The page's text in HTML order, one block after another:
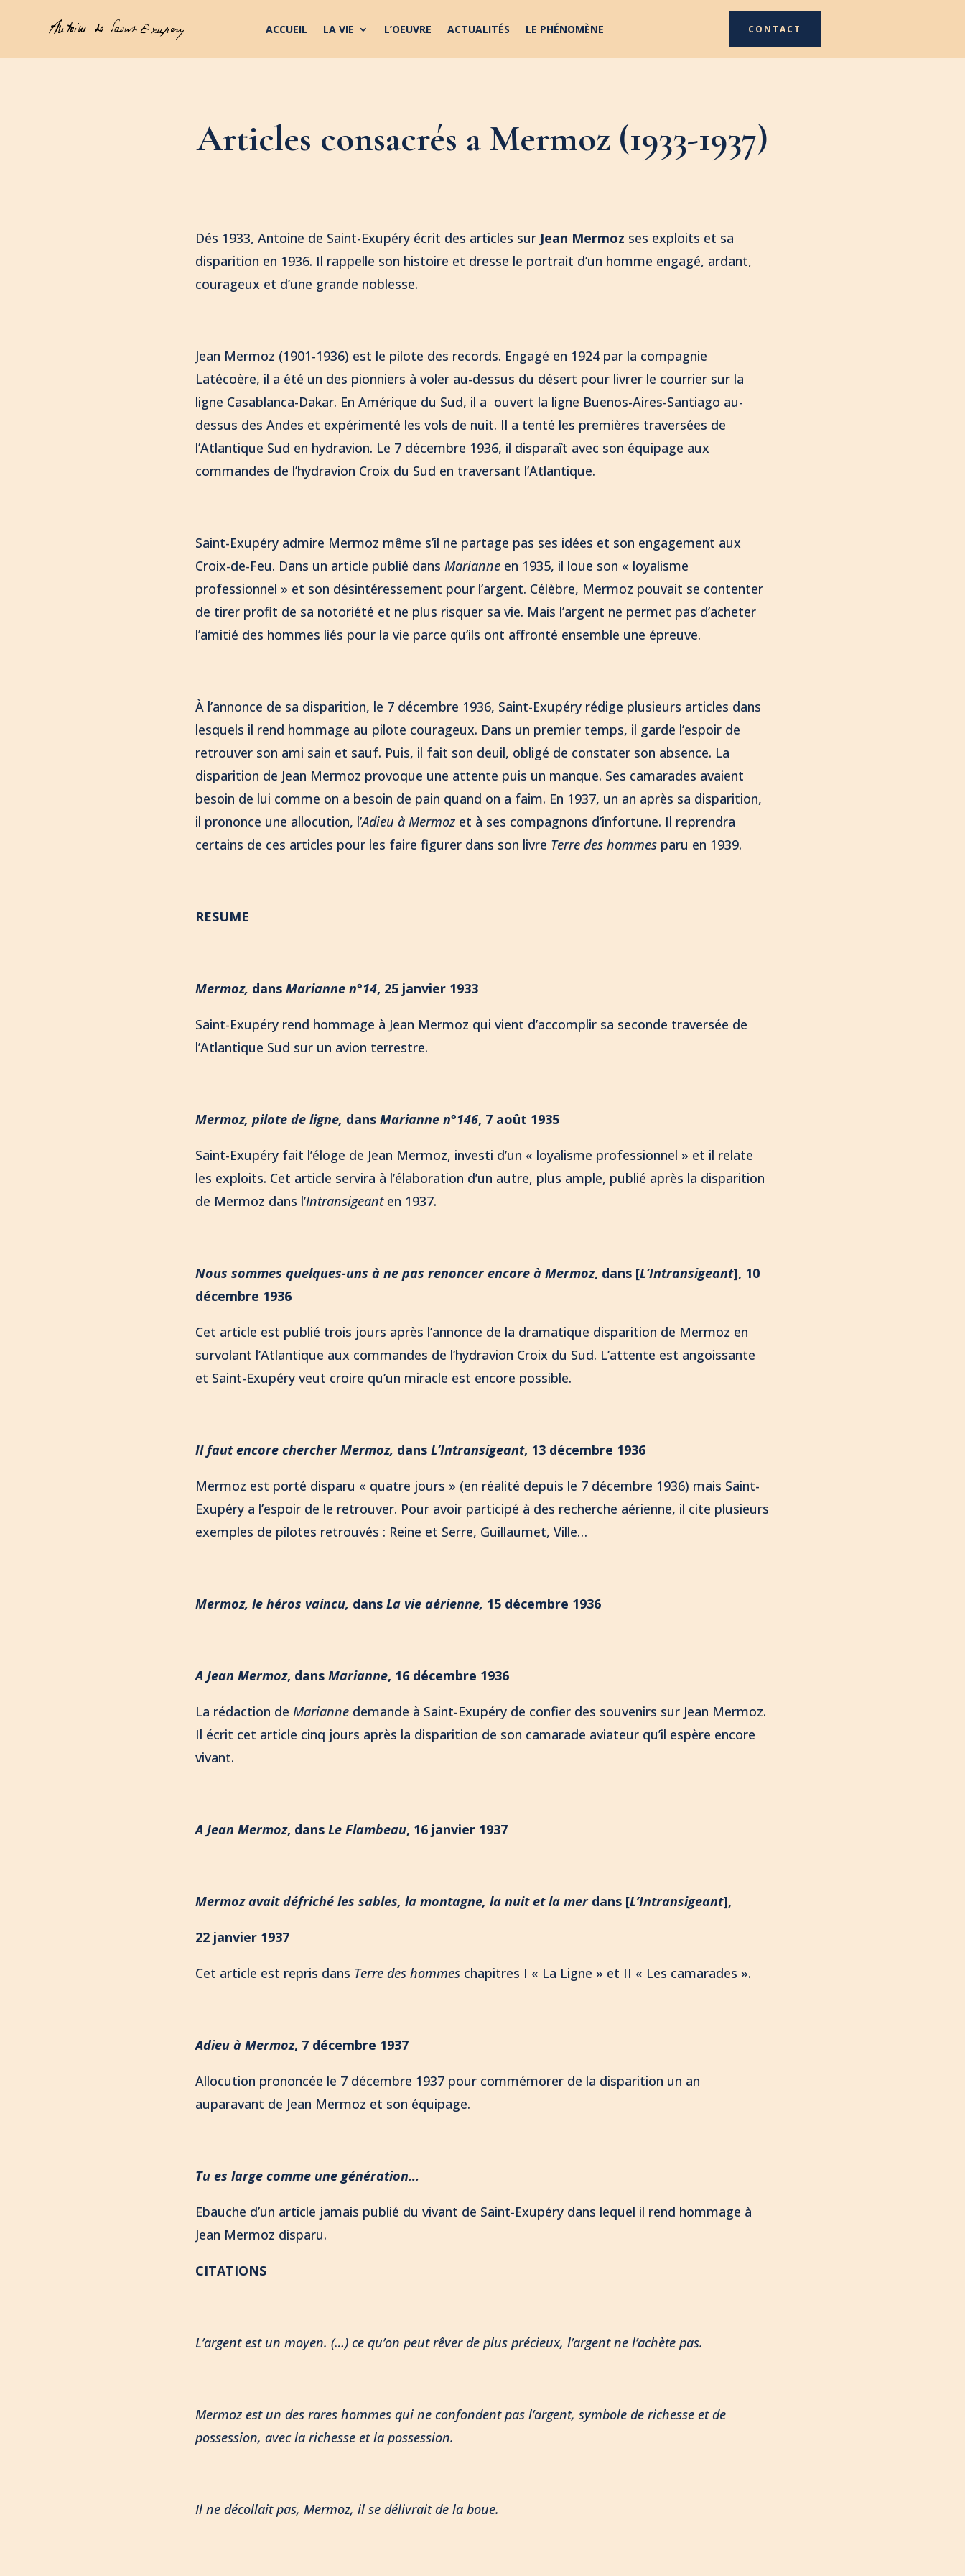
ACCUEIL LA VIE L’OEUVRE ACTUALITÉS LE PHÉNOMÈNE CONTACT
Articles consacrés a Mermoz (1933-1937)
Dés 1933, Antoine de Saint-Exupéry écrit des articles sur Jean Mermoz ses exploits et sa
disparition en 1936. Il rappelle son histoire et dresse le portrait d’un homme engagé, ardant,
courageux et d’une grande noblesse.
Jean Mermoz (1901-1936) est le pilote des records. Engagé en 1924 par la compagnie
Latécoère, il a été un des pionniers à voler au-dessus du désert pour livrer le courrier sur la
ligne Casablanca-Dakar. En Amérique du Sud, il a ouvert la ligne Buenos-Aires-Santiago au-
dessus des Andes et expérimenté les vols de nuit. Il a tenté les premières traversées de
l’Atlantique Sud en hydravion. Le 7 décembre 1936, il disparaît avec son équipage aux
commandes de l’hydravion Croix du Sud en traversant l’Atlantique.
Saint-Exupéry admire Mermoz même s’il ne partage pas ses idées et son engagement aux
Croix-de-Feu. Dans un article publié dans Marianne en 1935, il loue son « loyalisme
professionnel » et son désintéressement pour l’argent. Célèbre, Mermoz pouvait se contenter
de tirer profit de sa notoriété et ne plus risquer sa vie. Mais l’argent ne permet pas d’acheter
l’amitié des hommes liés pour la vie parce qu’ils ont affronté ensemble une épreuve.
À l’annonce de sa disparition, le 7 décembre 1936, Saint-Exupéry rédige plusieurs articles dans
lesquels il rend hommage au pilote courageux. Dans un premier temps, il garde l’espoir de
retrouver son ami sain et sauf. Puis, il fait son deuil, obligé de constater son absence. La
disparition de Jean Mermoz provoque une attente puis un manque. Ses camarades avaient
besoin de lui comme on a besoin de pain quand on a faim. En 1937, un an après sa disparition,
il prononce une allocution, l’Adieu à Mermoz et à ses compagnons d’infortune. Il reprendra
certains de ces articles pour les faire figurer dans son livre Terre des hommes paru en 1939.
RESUME
Mermoz, dans Marianne n°14, 25 janvier 1933
Saint-Exupéry rend hommage à Jean Mermoz qui vient d’accomplir sa seconde traversée de
l’Atlantique Sud sur un avion terrestre.
Mermoz, pilote de ligne, dans Marianne n°146, 7 août 1935
Saint-Exupéry fait l’éloge de Jean Mermoz, investi d’un « loyalisme professionnel » et il relate
les exploits. Cet article servira à l’élaboration d’un autre, plus ample, publié après la disparition
de Mermoz dans l’Intransigeanten 1937.
Nous sommes quelques-uns à ne pas renoncer encore à Mermoz, dans [L’Intransigeant], 10
décembre 1936
Cet article est publié trois jours après l’annonce de la dramatique disparition de Mermoz en
survolant l’Atlantique aux commandes de l’hydravion Croix du Sud. L’attente est angoissante
et Saint-Exupéry veut croire qu’un miracle est encore possible.
Il faut encore chercher Mermoz, dans L’Intransigeant, 13 décembre 1936
Mermoz est porté disparu « quatre jours » (en réalité depuis le 7 décembre 1936) mais Saint-
Exupéry a l’espoir de le retrouver. Pour avoir participé à des recherche aérienne, il cite plusieurs
exemples de pilotes retrouvés : Reine et Serre, Guillaumet, Ville…
Mermoz, le héros vaincu, dans La vie aérienne, 15 décembre 1936
A Jean Mermoz, dans Marianne, 16 décembre 1936
La rédaction de Marianne demande à Saint-Exupéry de confier des souvenirs sur Jean Mermoz.
Il écrit cet article cinq jours après la disparition de son camarade aviateur qu’il espère encore
vivant.
A Jean Mermoz, dans Le Flambeau, 16 janvier 1937
Mermoz avait défriché les sables, la montagne, la nuit et la merdans [L’Intransigeant],
22 janvier 1937
Cet article est repris dans Terre des hommes chapitres I « La Ligne » et II « Les camarades ».
Adieu à Mermoz, 7 décembre 1937
Allocution prononcée le 7 décembre 1937 pour commémorer de la disparition un an
auparavant de Jean Mermoz et son équipage.
Tu es large comme une génération…
Ebauche d’un article jamais publié du vivant de Saint-Exupéry dans lequel il rend hommage à
Jean Mermoz disparu.
CITATIONS
L’argent est un moyen. (…) ce qu’on peut rêver de plus précieux, l’argent ne l’achète pas.
Mermoz est un des rares hommes qui ne confondent pas l’argent, symbole de richesse et de
possession, avec la richesse et la possession.
Il ne décollait pas, Mermoz, il se délivrait de la boue.